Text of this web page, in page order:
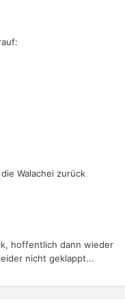
Walachei zurück
hoffentlich dann wieder
nicht geklappt...